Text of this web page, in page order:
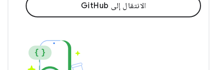
الانتقال إلى GitHub